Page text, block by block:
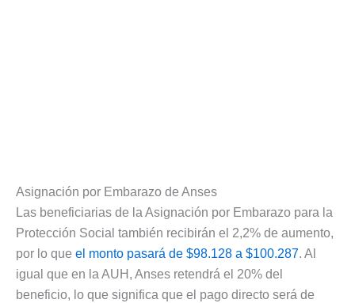
Asignación por Embarazo de Anses
Las beneficiarias de la Asignación por Embarazo para la
Protección Social también recibirán el 2,2% de aumento,
por lo que el monto pasará de $98.128 a $100.287. Al
igual que en la AUH, Anses retendrá el 20% del
beneficio, lo que significa que el pago directo será de